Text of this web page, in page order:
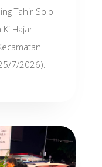
Tahir Solo
Hajar
7/2026).